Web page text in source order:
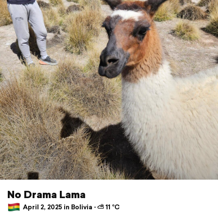
No Drama Lama
April 2, 2025 in Bolivia ⋅ ⛅ 11 °C